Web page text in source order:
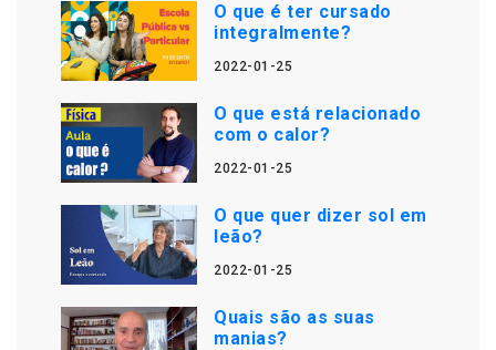
O que é ter cursado
integralmente?
2022-01-25
O que está relacionado
com o calor?
2022-01-25
O que quer dizer sol em
leão?
2022-01-25
Quais são as suas
manias?